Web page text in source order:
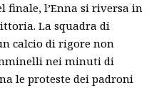
finale, l’Enna si riversa in
La squadra di
calcio di rigore non
nei minuti di
le proteste dei padroni